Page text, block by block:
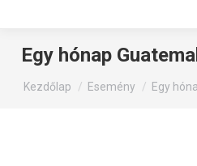
Egy hónap
You are here:
Kezdőlap Esemény Egy